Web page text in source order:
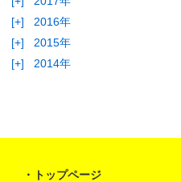
[+]
2016年
[+]
2015年
[+]
2014年
トップページ